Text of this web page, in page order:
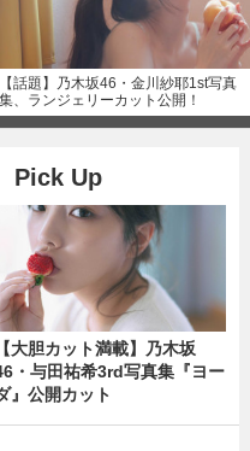
【話題】乃木坂46・金川紗耶1st写真
集、ランジェリーカット公開！
Pick Up
【大胆カット満載】乃木坂
・与田祐希3rd写真集『ヨー
』公開カット